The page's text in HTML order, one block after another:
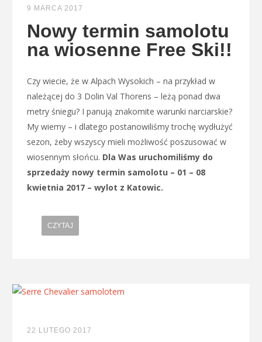
9 MARCA 2017
Nowy termin samolotu
na wiosenne Free Ski!!
Czy wiecie, że w Alpach Wysokich – na przykład w
należącej do 3 Dolin Val Thorens – leżą ponad dwa
metry śniegu? I panują znakomite warunki narciarskie?
My wiemy – i dlatego postanowiliśmy trochę wydłużyć
sezon, żeby wszyscy mieli możliwość poszusować w
wiosennym słońcu. Dla Was uruchomiliśmy do
sprzedaży nowy termin samolotu – 01 – 08
kwietnia 2017 – wylot z Katowic.
CZYTAJ
22 LUTEGO 2017